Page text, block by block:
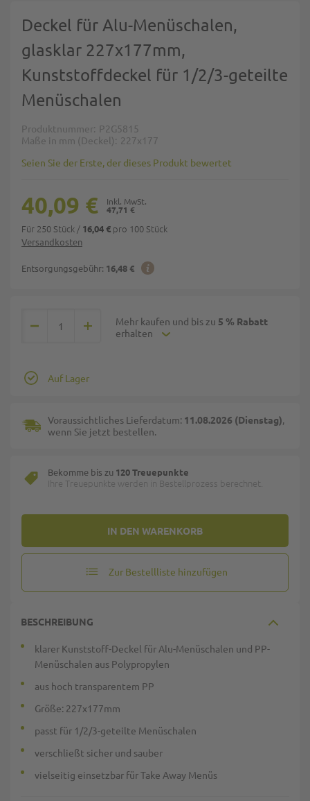
Deckel für Alu-Menüschalen,
glasklar 227x177mm,
Kunststoffdeckel für 1/2/3-geteilte
Menüschalen
Produktnummer P2G5815
Maße in mm (Deckel)
227x177
Seien Sie der Erste, der dieses Produkt bewertet
Versandkosten
Entsorgungsgebühr: 16,48 €
47,71 €
40,09 €
Für 250 Stück / 16,04 € pro 100 Stück
Mehr kaufen und bis zu 5 % Rabatt
erhalten
IN DEN WARENKORB
Auf Lager
Voraussichtliches Lieferdatum: 11.08.2026 (Dienstag),
wenn Sie jetzt bestellen.
Bekomme bis zu 120 Treuepunkte
Ihre Treuepunkte werden in Bestellprozess berechnet.
Zur Bestellliste hinzufügen
BESCHREIBUNG
klarer Kunststoff-Deckel für Alu-Menüschalen und PP-
Menüschalen aus Polypropylen
aus hoch transparentem PP
Größe: 227x177mm
passt für 1/2/3-geteilte Menüschalen
verschließt sicher und sauber
vielseitig einsetzbar für Take Away Menüs